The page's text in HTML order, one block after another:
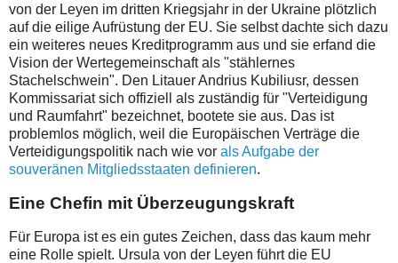
von der Leyen im dritten Kriegsjahr in der Ukraine plötzlich
auf die eilige Aufrüstung der EU. Sie selbst dachte sich dazu
ein weiteres neues Kreditprogramm aus und sie erfand die
Vision der Wertegemeinschaft als "stählernes
Stachelschwein". Den Litauer Andrius Kubiliusr, dessen
Kommissariat sich offiziell als zuständig für "Verteidigung
und Raumfahrt" bezeichnet, bootete sie aus. Das ist
problemlos möglich, weil die Europäischen Verträge die
Verteidigungspolitik nach wie vor als Aufgabe der
souveränen Mitgliedsstaaten definieren.
Eine Chefin mit Überzeugungskraft
Für Europa ist es ein gutes Zeichen, dass das kaum mehr
eine Rolle spielt. Ursula von der Leyen führt die EU